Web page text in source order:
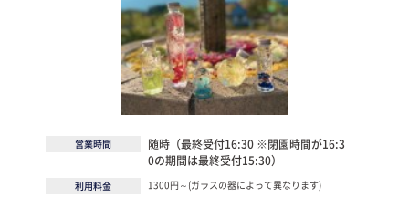
営業時間
随時（最終受付16:30 ※閉園時間が16:3
0の期間は最終受付15:30）
利用料金 1300円～(ガラスの器によって異なります)